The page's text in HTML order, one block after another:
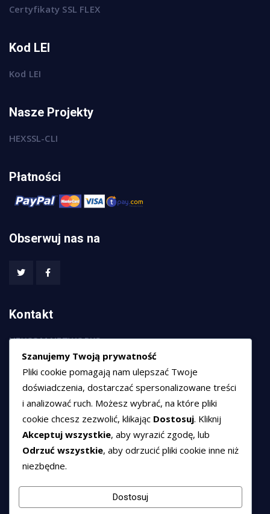
Certyfikaty SSL FLEX
Kod LEI
Kod LEI
Nasze Projekty
HEXSSL-CLI
Płatności
Obserwuj nas na
Kontakt
HEXCOM NETWORKS sp. z o.o.
ul. Marsz. Józefa Piłsudskiego 74/320,
50-020 Wrocław
+48 789 594 102
sprzedaz@hexssl.pl
Dokumenty
Szanujemy Twoją prywatność
Pliki cookie pomagają nam ulepszać Twoje
doświadczenia, dostarczać spersonalizowane treści
i analizować ruch. Możesz wybrać, na które pliki
cookie chcesz zezwolić, klikając Dostosuj. Kliknij
Akceptuj wszystkie, aby wyrazić zgodę, lub
Odrzuć wszystkie, aby odrzucić pliki cookie inne niż
niezbędne.
Dostosuj